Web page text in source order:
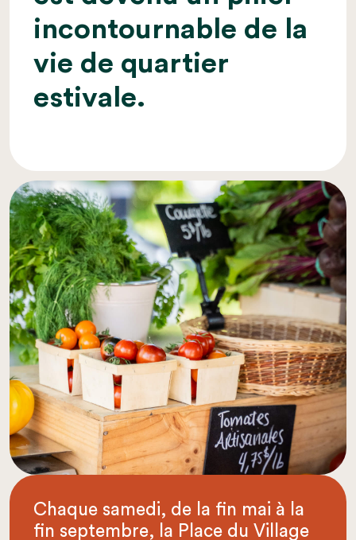
incontournable de la
vie de quartier
estivale.
Chaque samedi, de la fin mai à la
fin septembre, la Place du Village